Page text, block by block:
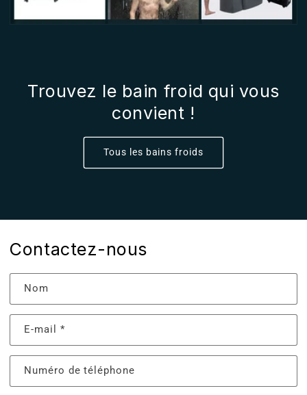
Trouvez le bain froid qui vous
convient !
Tous les bains froids
Contactez-nous
Nom
E-mail *
Numéro de téléphone